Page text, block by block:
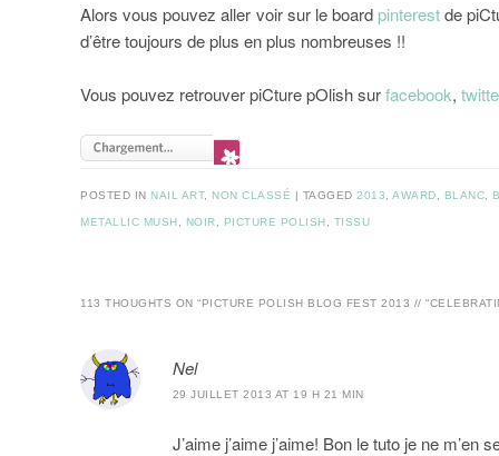
Alors vous pouvez aller voir sur le board pinterestde
d’être toujours de plus en plus nombreuses !!
Vous pouvez retrouver piCture pOlish surfacebook,
POSTED IN NAIL ART, NON CLASSÉ | TAGGED2013,AWARD, BLANC,
METALLIC MUSH, NOIR, PICTURE POLISH, TISSU
113 THOUGHTS ON “PICTURE POLISH BLOG FEST 2013 //
Nel
29 JUILLET 2013 AT 19 H 21 MIN
J’aime j’aime j’aime! Bon le tuto je ne